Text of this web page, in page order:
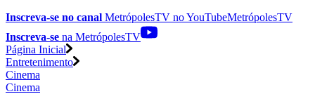
Inscreva-se no canal MetrópolesTV noYouTubeMetrópolesTV
Inscreva-se na MetrópolesTV
Página Inicial
Entretenimento
Cinema
Cinema